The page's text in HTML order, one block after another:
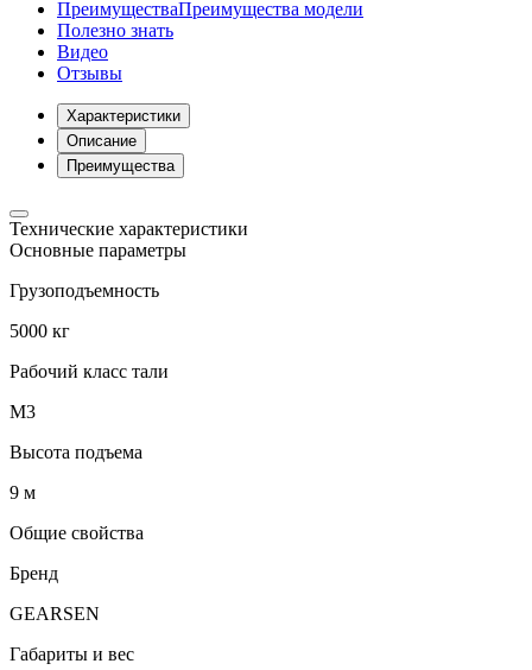
ПреимуществаПреимущества модели
Полезно знать
Видео
Отзывы
Характеристики
Описание
Преимущества
Технические характеристики
Основные параметры
Грузоподъемность
5000 кг
Рабочий класс тали
М3
Высота подъема
9 м
Общие свойства
Бренд
GEARSEN
Габариты и вес